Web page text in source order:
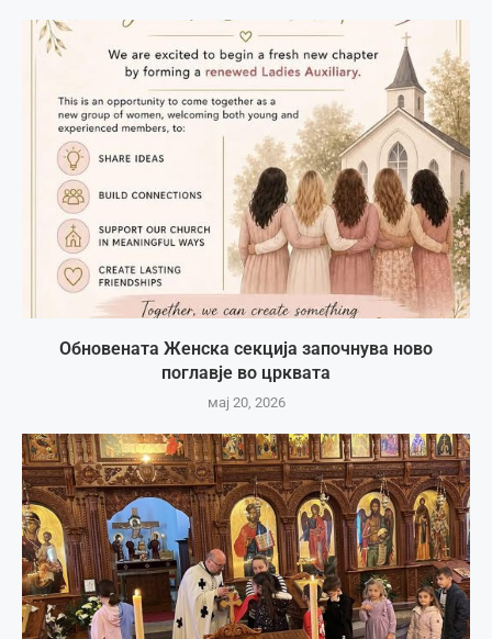
Обновената Женска секција започнува ново
поглавје во црквата
мај 20, 2026